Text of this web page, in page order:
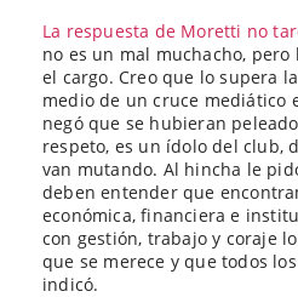
La respuesta de Moretti no
no es un mal muchacho,
el cargo. Creo que lo supera
medio de un cruce mediático
negó que se hubieran
respeto, es un ídolo del club,
van mutando. Al hincha le
deben entender que
económica, financiera e
con gestión, trabajo y coraje
que se merece y que todos
indicó.